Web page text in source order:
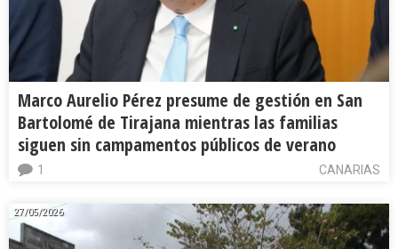
Marco Aurelio Pérez presume de gestión en San
Bartolomé de Tirajana mientras las familias
siguen sin campamentos públicos de verano
CANARIAS
1
27/05/2026